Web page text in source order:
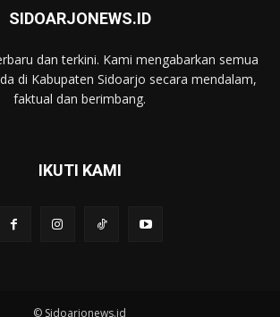
SIDOARJONEWS.ID
dan terkini. Kami mengabarkan semua
di Kabupaten Sidoarjo secara mendalam,
faktual dan berimbang.
IKUTI KAMI
© Sidoarjonews.id